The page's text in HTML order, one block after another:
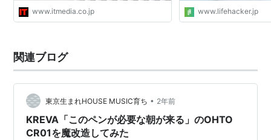
www.itmedia.co.jp www.lifehacker.jp
関連ブログ
東京生まれHOUSE MUSIC育ち • 2年前
KREVA「このペンが必要な朝が来る」のOHTO
CR01を魔改造してみた